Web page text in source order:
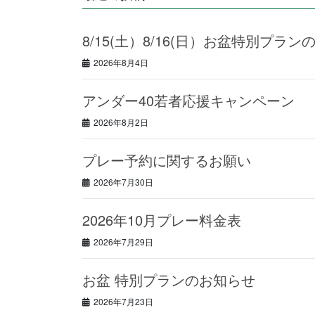
8/15(土）8/16(日）お盆特別プラン
2026年8月4日
アンダー40若者応援キャンペーン
2026年8月2日
プレー予約に関するお願い
2026年7月30日
2026年10月プレー料金表
2026年7月29日
お盆 特別プランのお知らせ
2026年7月23日